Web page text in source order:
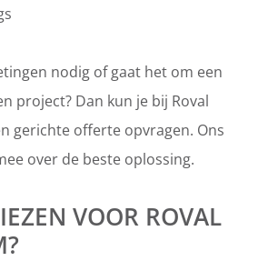
nodig of gaat het om een
project? Dan kun je bij Roval
gerichte offerte opvragen. Ons
over de beste oplossing.
VOOR ROVAL